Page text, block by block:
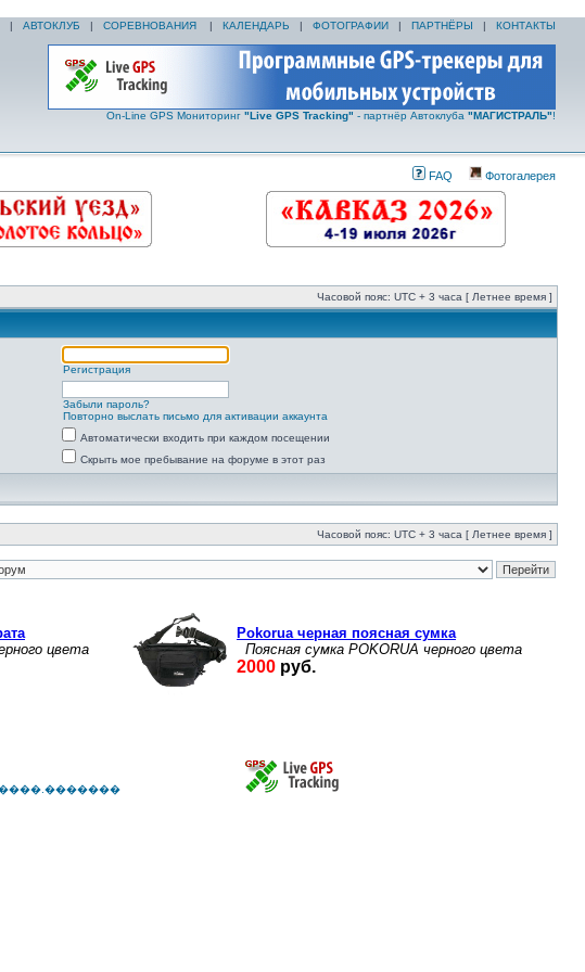
| АВТОКЛУБ | СОРЕВНОВАНИЯ | КАЛЕНДАРЬ | ФОТОГРАФИИ | ПАРТНЁРЫ | КОНТАКТЫ
On-Line GPS Мониторинг "Live GPS Tracking" - партнёр Автоклуба "МАГИСТРАЛЬ"!
FAQ Фотогалерея
Часовой пояс: UTC + 3 часа [ Летнее время ]
Регистрация
Забыли пароль?
Повторно выслать письмо для активации аккаунта
Автоматически входить при каждом посещении
Скрыть мое пребывание на форуме в этот раз
Часовой пояс: UTC + 3 часа [ Летнее время ]